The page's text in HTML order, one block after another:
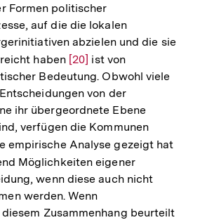
Formen politischer
auf die die lokalen
abzielen und die sie
haben Zur
Auflösung
der
Fußnote
[20] ist von
Bedeutung. Obwohl viele
von der
ihr übergeordnete Ebene
verfügen die Kommunen
empirische Analyse gezeigt hat
Möglichkeiten eigener
wenn diese auch nicht
werden. Wenn
Zusammenhang beurteilt